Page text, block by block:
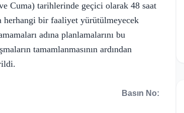
Cuma) tarihlerinde geçici olarak 48 saat
herhangi bir faaliyet yürütülmeyecek
adına planlamalarını bu
tamamlanmasının ardından
Basın No: